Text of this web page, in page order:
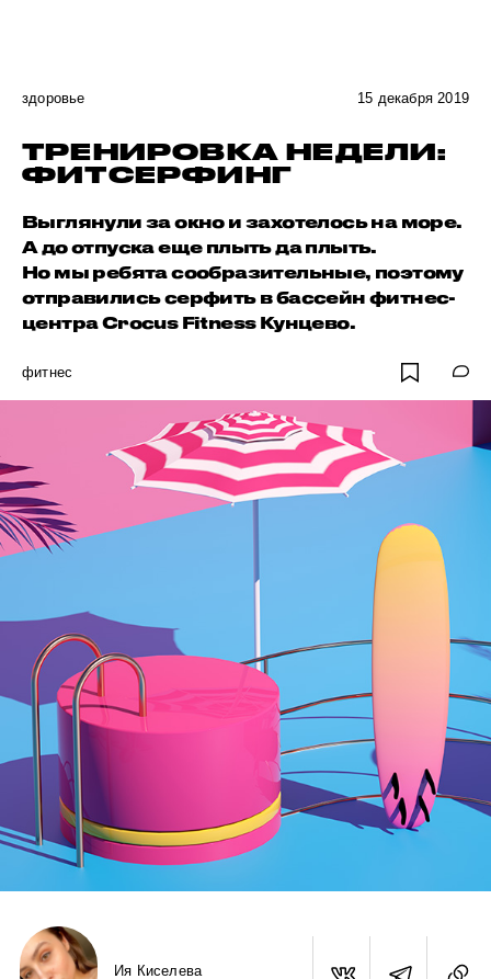
здоровье 15 декабря 2019
ТРЕНИРОВКА НЕДЕЛИ:
ФИТСЕРФИНГ
Выглянули за окно и захотелось на море.
А до отпуска еще плыть да плыть.
Но мы ребята сообразительные, поэтому
отправились серфить в бассейн фитнес-
центра Crocus Fitness Кунцево.
фитнес
Ия Киселева